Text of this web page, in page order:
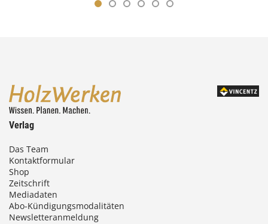
Verlag
Das Team
Kontaktformular
Shop
Zeitschrift
Mediadaten
Abo-Kündigungsmodalitäten
Newsletteranmeldung